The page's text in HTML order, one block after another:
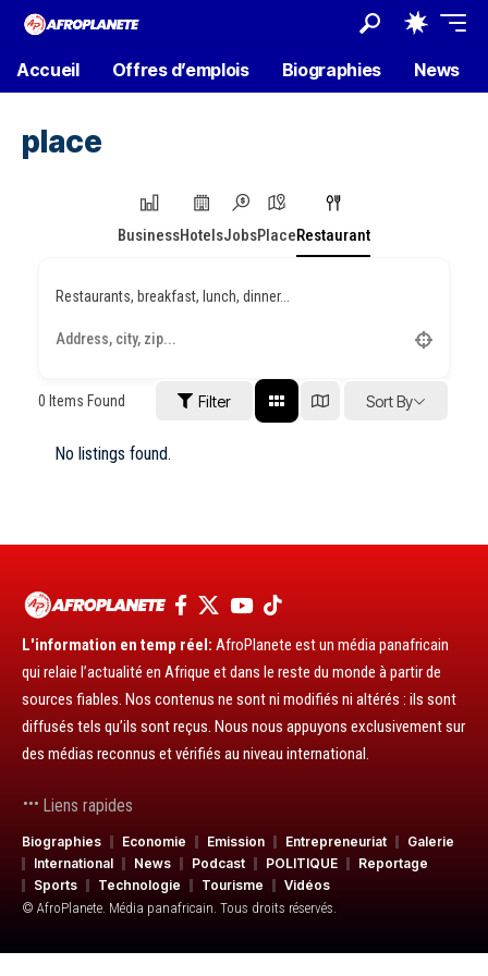
Accueil Offres d’emplois Biographies News
place
BusinessHotelsJobsPlaceRestaurant
Restaurants, breakfast, lunch, dinner...
0 Items Found Filter Sort By
No listings found.
L'information en temp réel: AfroPlanete est un média panafricain
qui relaie l’actualité en Afrique et dans le reste du monde à partir de
sources fiables. Nos contenus ne sont ni modifiés ni altérés : ils sont
diffusés tels qu’ils sont reçus. Nous nous appuyons exclusivement sur
des médias reconnus et vérifiés au niveau international.
Liens rapides
Biographies Economie Emission Entrepreneuriat
Galerie
International
News Podcast POLITIQUE
Reportage
Sports
Technologie Tourisme
Vidéos
© AfroPlanete. Média panafricain. Tous droits réservés.